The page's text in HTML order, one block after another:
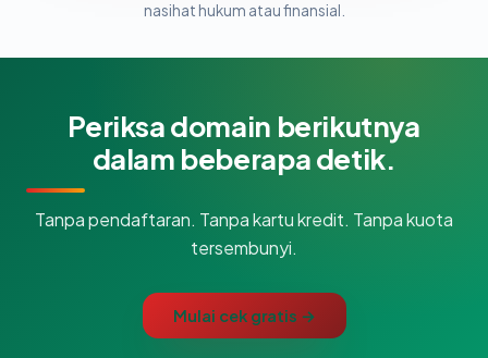
nasihat hukum atau finansial.
Periksa domain berikutnya
dalam beberapa detik.
Tanpa pendaftaran. Tanpa kartu kredit. Tanpa kuota
tersembunyi.
Mulai cek gratis →